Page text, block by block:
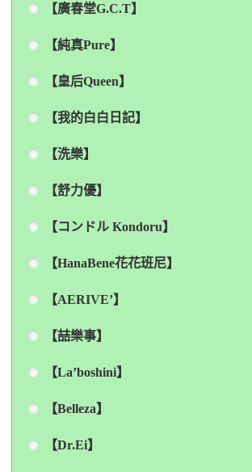
【廣春堂G.C.T】
【純真Pure】
【皇后Queen】
【我的白白日記】
【洗樂】
【舒力優】
【コンドル Kondoru】
【HanaBene花花班尼】
【AERIVE’】
【喆樂事】
【La’boshini】
【Belleza】
【Dr.Ei】